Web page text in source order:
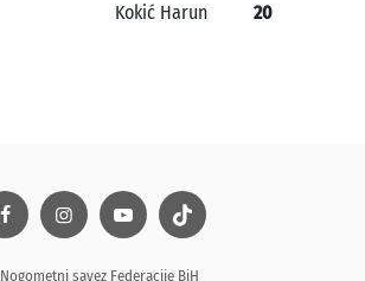
Kokić Harun 20
Nogometni savez Federacije BiH